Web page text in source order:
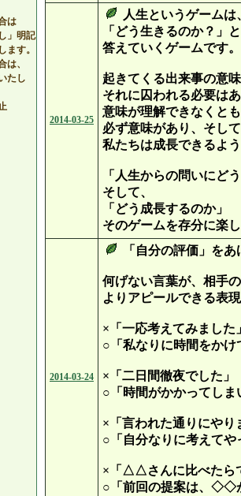
は
」明記
ます。
は、
たし
2014-03-25
人生というゲームは
「どう生きるのか？」
答えていくゲームです。
起きてくる出来事の意
それに囚われる必要は
意味が理解できなくと
必ず意味があり、そし
私たちは成長できるよ
「人生からの問いにど
そして、
「どう成長するのか」
そのゲームを存分に楽
2014-03-24
「自分の評価」を
何げない言葉が、相手
よりアピールできる表
×「一応考えてみました
○「私なりに時間をかけ
×「二日間徹夜でした」
○「時間がかかってし
×「言われた通りにやり
○「自分なりに考えてや
×「△△さんに比べたら
○「前回の提案は、◇◇